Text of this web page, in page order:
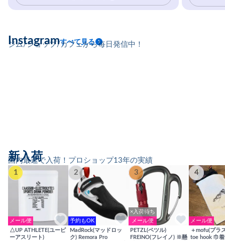
ジム/ショップ/カフェから毎日発信中！
Instagramすべて見る
国内最速で入荷！プロショップ13年の実績
新入荷
1
メール便
△UP ATHLETE(ユーピ
ーアスリート)
2
予約もOK
MadRock(マッドロッ
ク) Remora Pro
3
×入荷待ち
メール便
PETZL(ペツル)
FREINO(フレイノ) ※懸
4
メール便
＋mofu(プラ
toe hook 巾